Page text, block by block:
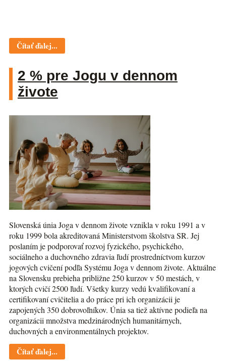
Čítať ďalej...
2 % pre Jogu v dennom
živote
Slovenská únia Joga v dennom živote vznikla v roku 1991 a v
roku 1999 bola akreditovaná Ministerstvom školstva SR. Jej
poslaním je podporovať rozvoj fyzického, psychického,
sociálneho a duchovného zdravia ľudí prostredníctvom kurzov
jogových cvičení podľa Systému Joga v dennom živote. Aktuálne
na Slovensku prebieha približne 250 kurzov v 50 mestách, v
ktorých cvičí 2500 ľudí. Všetky kurzy vedú kvalifikovaní a
certifikovaní cvičitelia a do práce pri ich organizácii je
zapojených 350 dobrovoľníkov. Únia sa tiež aktívne podieľa na
organizácii množstva medzinárodných humanitárnych,
duchovných a environmentálnych projektov.
Čítať ďalej...